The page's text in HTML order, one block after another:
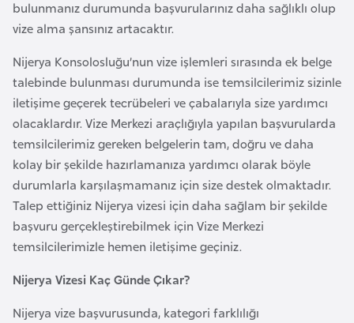
bulunmanız durumunda başvurularınız daha sağlıklı olup
vize alma şansınız artacaktır.
Nijerya Konsolosluğu’nun vize işlemleri sırasında ek belge
talebinde bulunması durumunda ise temsilcilerimiz sizinle
iletişime geçerek tecrübeleri ve çabalarıyla size yardımcı
olacaklardır. Vize Merkezi araçlığıyla yapılan başvurularda
temsilcilerimiz gereken belgelerin tam, doğru ve daha
kolay bir şekilde hazırlamanıza yardımcı olarak böyle
durumlarla karşılaşmamanız için size destek olmaktadır.
Talep ettiğiniz Nijerya vizesi için daha sağlam bir şekilde
başvuru gerçekleştirebilmek için Vize Merkezi
temsilcilerimizle hemen iletişime geçiniz.
Nijerya Vizesi Kaç Günde Çıkar?
Nijerya vize başvurusunda, kategori farklılığı
r
i
y
e
t
i
C
e
z
a
y
i
r